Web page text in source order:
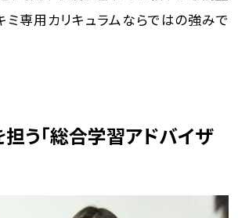
ミ専用カリキュラムならではの強みで
う「総合学習アドバイザ